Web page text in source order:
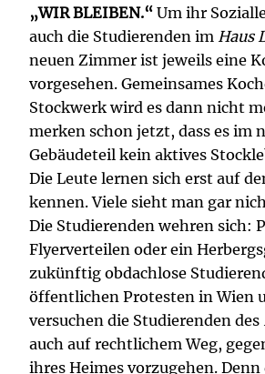
„WIR BLEIBEN.“ Um ihr
auch die Studierenden im Haus
neuen Zimmer ist jeweils eine
vorgesehen. Gemeinsames
Stockwerk wird es dann nicht
merken schon jetzt, dass es im
Gebäudeteil kein aktives
Die Leute lernen sich erst auf
kennen. Viele sieht man gar
Die Studierenden wehren sich:
Flyerverteilen oder ein
zukünftig obdachlose
öffentlichen Protesten in Wien
versuchen die Studierenden des
auch auf rechtlichem Weg,
ihres Heimes vorzugehen. Denn